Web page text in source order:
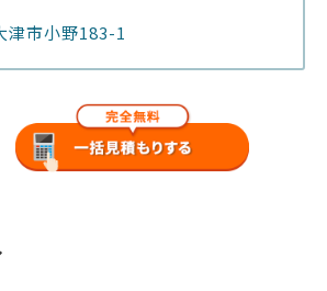
津市小野183-1